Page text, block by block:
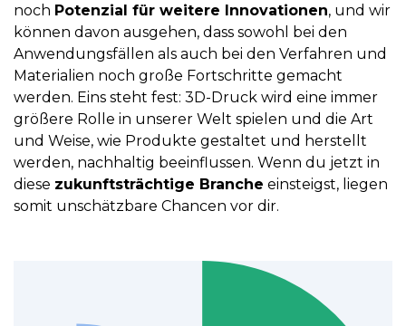
noch Potenzial für weitere Innovationen, und wir
können davon ausgehen, dass sowohl bei den
Anwendungsfällen als auch bei den Verfahren und
Materialien noch große Fortschritte gemacht
werden. Eins steht fest: 3D-Druck wird eine immer
größere Rolle in unserer Welt spielen und die Art
und Weise, wie Produkte gestaltet und herstellt
werden, nachhaltig beeinflussen. Wenn du jetzt in
diese zukunftsträchtige Branche einsteigst, liegen
somit unschätzbare Chancen vor dir.